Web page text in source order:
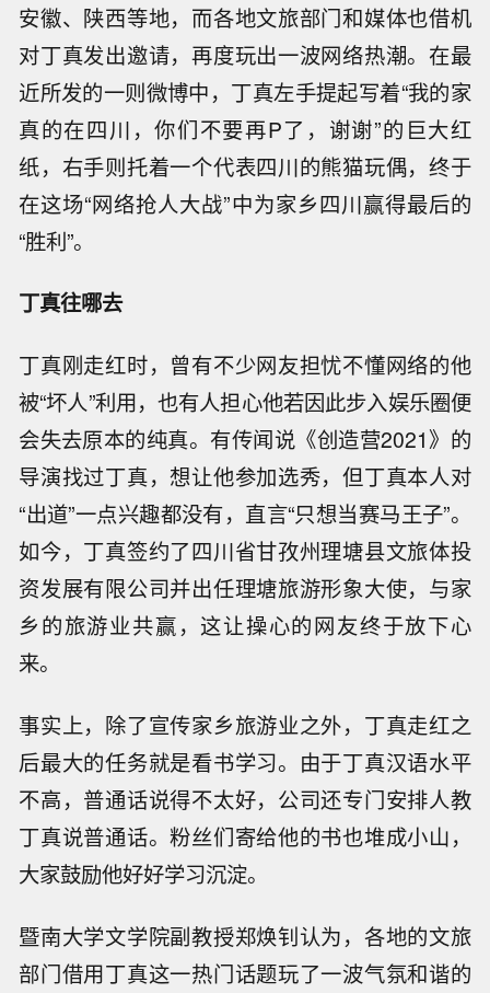
安徽、陕西等地，而各地文旅部门和媒体也借机
对丁真发出邀请，再度玩出一波网络热潮。在最
近所发的一则微博中，丁真左手提起写着“我的家
真的在四川，你们不要再P了，谢谢”的巨大红
纸，右手则托着一个代表四川的熊猫玩偶，终于
在这场“网络抢人大战”中为家乡四川赢得最后的
“胜利”。
丁真往哪去
丁真刚走红时，曾有不少网友担忧不懂网络的他
被“坏人”利用，也有人担心他若因此步入娱乐圈便
会失去原本的纯真。有传闻说《创造营2021》的
导演找过丁真，想让他参加选秀，但丁真本人对
“出道”一点兴趣都没有，直言“只想当赛马王子”。
如今，丁真签约了四川省甘孜州理塘县文旅体投
资发展有限公司并出任理塘旅游形象大使，与家
乡的旅游业共赢，这让操心的网友终于放下心
来。
事实上，除了宣传家乡旅游业之外，丁真走红之
后最大的任务就是看书学习。由于丁真汉语水平
不高，普通话说得不太好，公司还专门安排人教
丁真说普通话。粉丝们寄给他的书也堆成小山，
大家鼓励他好好学习沉淀。
暨南大学文学院副教授郑焕钊认为，各地的文旅
部门借用丁真这一热门话题玩了一波气氛和谐的